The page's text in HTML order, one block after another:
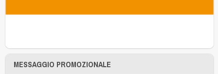
MESSAGGIO PROMOZIONALE